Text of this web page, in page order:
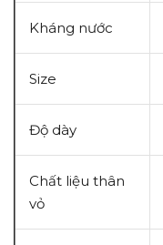
Kháng nước
Size
Độ dày
Chất liệu thân
vỏ